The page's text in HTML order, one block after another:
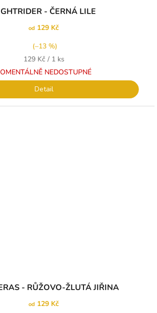
- ČERNÁ LILE
od 129 Kč
(–13 %)
Měrná
cena:
129 Kč / 1 ks
NEDOSTUPNÉ
Detail
- RŮŽOVO-ŽLUTÁ JIŘINA
od 129 Kč